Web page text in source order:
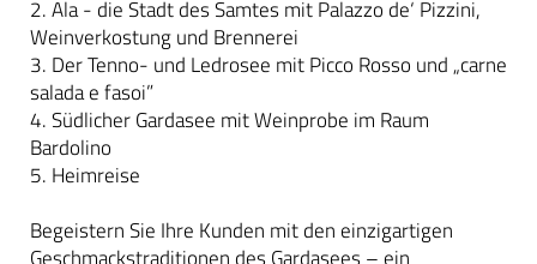
2. Ala - die Stadt des Samtes mit Palazzo de‘ Pizzini,
Weinverkostung und Brennerei
3. Der Tenno- und Ledrosee mit Picco Rosso und „carne
salada e fasoi”
4. Südlicher Gardasee mit Weinprobe im Raum
Bardolino
5. Heimreise
Begeistern Sie Ihre Kunden mit den einzigartigen
Geschmackstraditionen des Gardasees – ein